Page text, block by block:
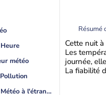
météo
Actualités Météo à l'étranger
Résumé
Cette nuit
Les
journée,
La fiabilité